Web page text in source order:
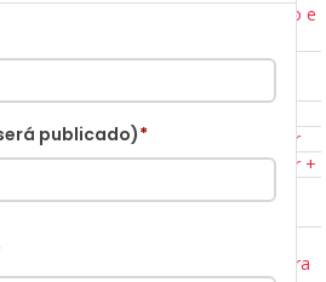
Programação e
Desporto
Jornal Escolar
Espaço Saber +
Educação para
publicado)*